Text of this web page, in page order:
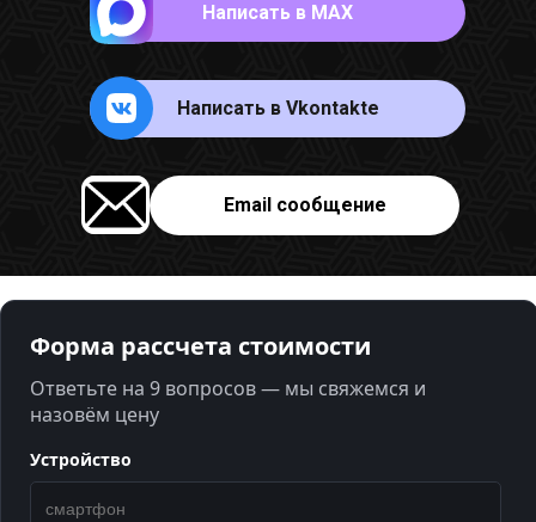
Написать в Vkontakte
Написать в MAX
Email сообщение
Форма рассчета стоимости
Ответьте на 9 вопросов — мы свяжемся и
назовём цену
Устройство